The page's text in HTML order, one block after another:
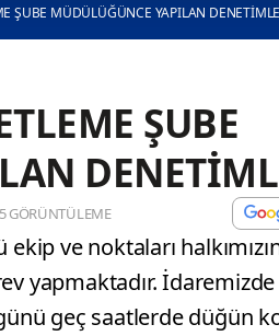
ŞUBE MÜDÜLÜĞÜNCE YAPILAN
ŞUBE
GÖRÜNTÜLEME
ve noktaları
yapmaktadır.
geç saatlerde düğün